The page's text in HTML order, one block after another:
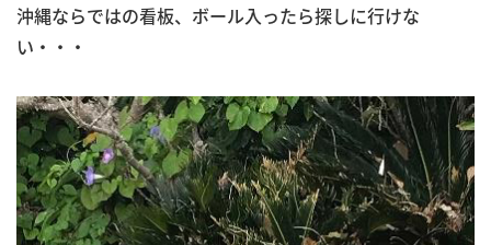
沖縄ならではの看板、ボール入ったら探しに行けな
い・・・